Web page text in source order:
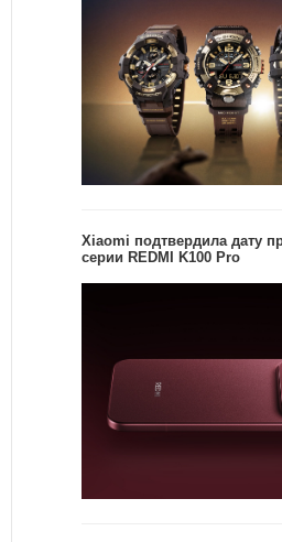
Xiaomi подтвердила дату
серии REDMI K100 Pro